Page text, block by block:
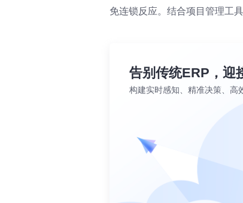
免连锁反应。结合项目管理工
告别传统ERP，迎
构建实时感知、精准决策、高